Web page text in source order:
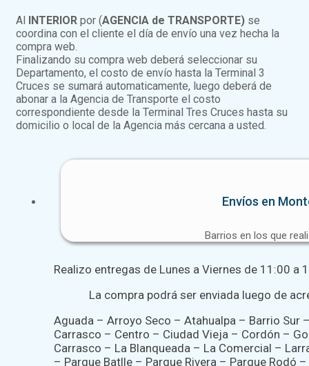
Al
INTERIOR por (AGENCIA de TRANSPORTE) se
coordina con el cliente el día de envío una vez hecha la
compra web.
Finalizando su compra web deberá seleccionar su
Departamento, el costo de envío hasta la Terminal 3
Cruces se sumará automaticamente, luego deberá de
abonar a la Agencia de Transporte el costo
correspondiente desde la Terminal Tres Cruces hasta su
domicilio o local de la Agencia más cercana a usted.
Envíos en
Barrios en los que
Realizo entregas de Lunes a Viernes de 11:00 a
La compra podrá ser enviada luego de
Aguada – Arroyo Seco – Atahualpa – Barrio Sur
Carrasco – Centro – Ciudad Vieja – Cordón –
Carrasco – La Blanqueada – La Comercial –
– Parque Batlle – Parque Rivera – Parque Rodó